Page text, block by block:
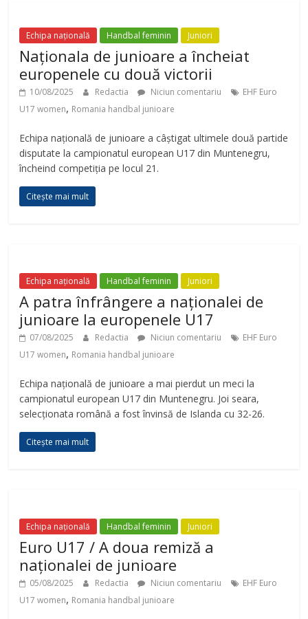
Echipa națională Handbal feminin Juniori
Naționala de junioare a încheiat
europenele cu două victorii
10/08/2025 Redactia Niciun comentariu
EHF Euro
U17 women, Romania handbal junioare
Echipa națională de junioare a câștigat ultimele două partide
disputate la campionatul european U17 din Muntenegru,
încheind competiția pe locul 21.
Citește mai mult
Echipa națională Handbal feminin Juniori
A patra înfrângere a naționalei de
junioare la europenele U17
07/08/2025 Redactia Niciun comentariu
EHF Euro
U17 women, Romania handbal junioare
Echipa națională de junioare a mai pierdut un meci la
campionatul european U17 din Muntenegru. Joi seara,
selecționata română a fost învinsă de Islanda cu 32-26.
Citește mai mult
Echipa națională Handbal feminin Juniori
Euro U17 / A doua remiză a
naționalei de junioare
05/08/2025 Redactia Niciun comentariu
EHF Euro
U17 women, Romania handbal junioare